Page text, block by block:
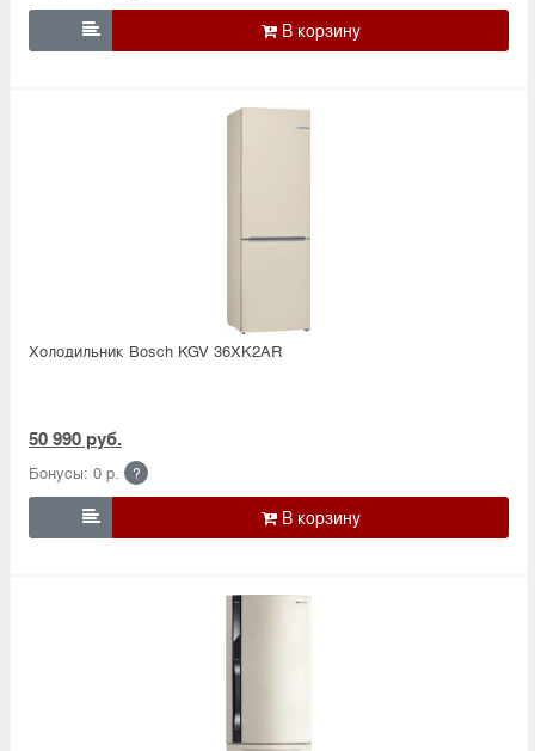

Холодильник Bosсh KGV 36XK2AR
50 990 руб.
Бонусы: 0 р. ?
